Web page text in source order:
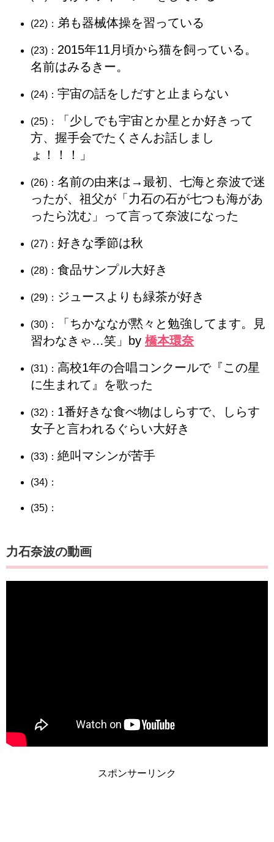
(22)： 弟も器械体操を習っている
(23)： 2015年11月頃から猫を飼っている。
名前はみるきー。
(24)： 宇宙の話をしだすと止まらない
(25)：
「少しでも宇宙とか星とか好きって
方、握手会でたくさんお話しまし
ょ！！！」
(26)： 名前の由来は→最初、七海と奈波で迷
ったが、祖父が「力石の石が七つも海があ
ったら沈む」って言って奈波になった
(27)： 好きな季節は秋
(28)： 食品サンプル大好き
(29)： ジュースよりも緑茶が好き
(30)：
「ちかななが黙々と勉強してます。見
習わなきゃ…笑」by 橋本環奈
(31)： 高校1年の合唱コンクールで『この星
に生まれて』を歌った
(32)： 1番好きな食べ物はしらすで、しらす
女子と言われるぐらい大好き
(33)： 絶叫マシンが苦手
(34)：
(35)：
力石奈波の動画
スポンサーリンク